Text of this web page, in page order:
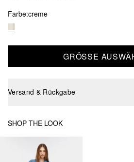
Farbe:creme
GRÖSSE
Versand & Rückgabe
SHOP THE LOOK